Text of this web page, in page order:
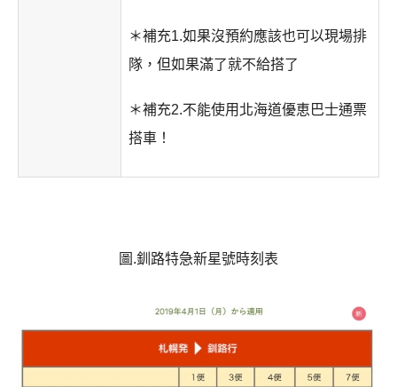
＊補充1.如果沒預約應該也可以現場排
隊，但如果滿了就不給搭了
＊補充2.不能使用北海道優恵巴士通票
搭車！
圖.釧路特急新星號時刻表